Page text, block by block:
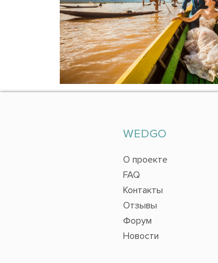
WEDGO
О проекте
FAQ
Контакты
Отзывы
Форум
Новости